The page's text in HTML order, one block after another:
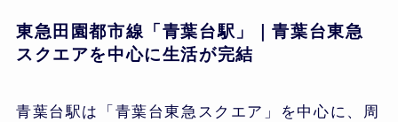
東急田園都市線「青葉台駅」｜青葉台東急
スクエアを中心に生活が完結
青葉台駅は「青葉台東急スクエア」を中心に、周